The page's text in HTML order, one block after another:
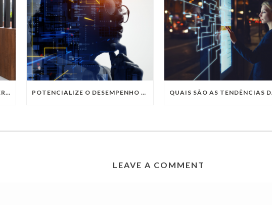
ENCONTRANDO A FÓRMULA PERFEITA: TRABALHO PRESENCIAL, HOME OFFICE OU TRABALHO HÍBRIDO? POTENCIALIZE O DESEMPENHO DA SUA EMPRESA COM OS SERVIÇOS DE TI DA VIVO VITA
LEAVE A COMMENT